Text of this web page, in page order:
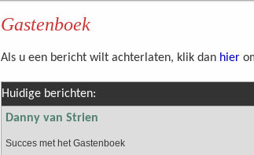
Gastenboek
Als u een bericht wilt achterlaten, klik dan hier
Huidige berichten:
Danny van Strien
Succes met het Gastenboek